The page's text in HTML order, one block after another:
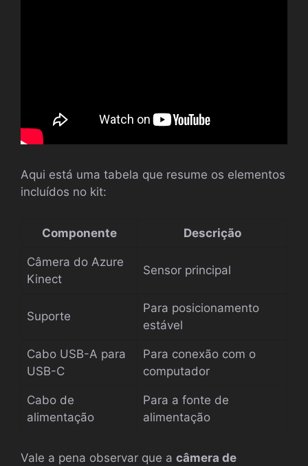
Aqui está uma tabela que resume os elementos
incluídos no kit:
Componente Descrição
Câmera do Azure
Kinect
Sensor principal
Suporte
Para posicionamento
estável
Cabo USB-A para
USB-C
Para conexão com o
computador
Cabo de
alimentação
Para a fonte de
alimentação
Vale a pena observar que a câmera de